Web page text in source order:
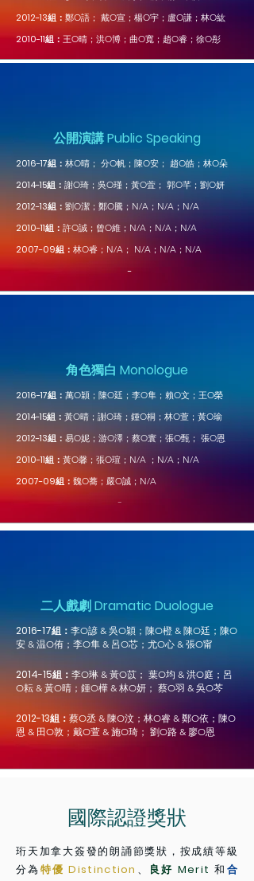
2012-13組： 鄭O語； 戴O宣；楊O宇；盧O謙；林O紘
2010-11組： 王O晴；洪O博；曲O寬；趙O睿；徐O彤
公開演講 Public Speaking
2016-17組： 林O晴； 分O帆；陳O安； 趙O皓；林O朵
2014-15組： 謝O琦；吳O瑾；黃O萓； 郭O芊；劉O妍
2012-13組： 劉O潔；鄭O騰；N/A；N/A；N/A
2010-11組： 許O誠；曾O維 ；N/A；N/A；N/A
2007-09組： 林O睿；N/A； N/A；N/A；N/A
​ -
​角色獨白 Monologue
2016-17組： 萬O穎；陳O廷；李O隼；賴O文 ；王O榮
2014-15組： 黃O晴；謝O琦；鍾O桐；林O萱；黃O瑜
2012-13組： 易O妮；游O澤；蔡O寰；張O甄； 張O恩
2010-11組： 黃O馨；張O瑄；N/A ；N/A；N/A
2007-09組： 魏O蕎；嚴O誠；N/A
-
二人戲劇 Dramatic Duologue
2016-17組： 李O諺 & 吳O穎；陳O橙 & 陳O廷；陳O
安 & 温O侑；李O隼 & 呂O芯；尤O心 & 張O甯
2014-15組： 李O琳 & 黃O苡； 葉O均 & 洪O庭；呂
O耘 & 黃O晴；鍾O樺 & 林O妍； 蔡O羽 & 吳O芩
2012-13組： 蔡O丞 & 陳O汶；林O睿 & 鄭O依；陳O
恩 & 田O敦；戴O萱 & 施O琦； 劉O路 & 廖O恩
國際認證獎狀
珩天加拿大簽發的朗誦節獎狀，按成績等級
分為 特優 Distinction 、 良好 Merit 和 合